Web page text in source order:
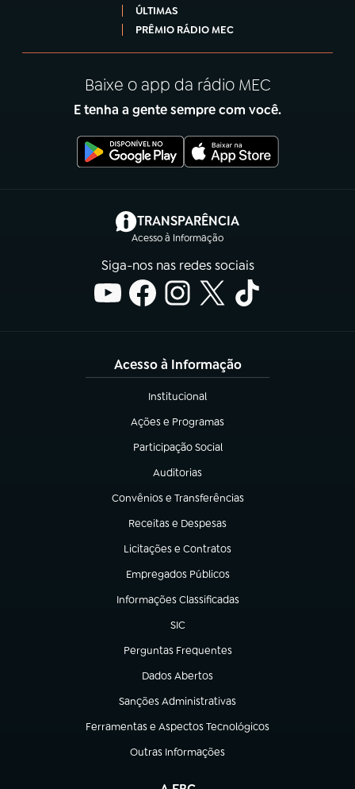
ÚLTIMAS
PRÊMIO RÁDIO MEC
Baixe o app da rádio MEC
E tenha a gente sempre com você.
TRANSPARÊNCIA
Acesso à Informação
(abre em nova aba)
Siga-nos nas redes sociais
Acesso à Informação
Institucional
(abre em nova aba)
Ações e Programas
(abre em nova aba)
Participação Social
(abre em nova aba)
Auditorias
(abre em nova aba)
Convênios e Transferências
(abre em nova aba)
Receitas e Despesas
(abre em nova aba)
Licitações e Contratos
(abre em nova aba)
Empregados Públicos
(abre em nova aba)
Informações Classificadas
(abre em nova aba)
SIC
(abre em nova aba)
Perguntas Frequentes
(abre em nova aba)
Dados Abertos
(abre em nova aba)
Sanções Administrativas
(abre em nova aba)
Ferramentas e Aspectos Tecnológicos
(abre em nova aba)
Outras Informações
(abre em nova aba)